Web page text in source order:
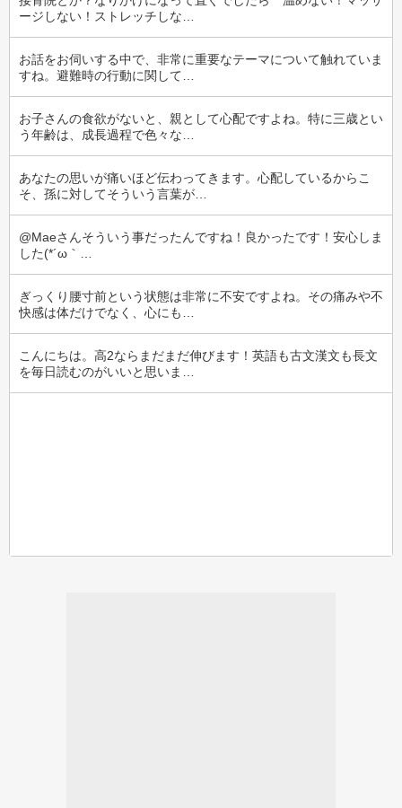
ージしない！ストレッチしな…
お話をお伺いする中で、非常に重要なテーマについて触れていま
すね。避難時の行動に関して…
お子さんの食欲がないと、親として心配ですよね。特に三歳とい
う年齢は、成長過程で色々な…
あなたの思いが痛いほど伝わってきます。心配しているからこ
そ、孫に対してそういう言葉が…
@Maeさんそういう事だったんですね！良かったです！安心しま
した(⁠*⁠´⁠ω⁠｀⁠…
ぎっくり腰寸前という状態は非常に不安ですよね。その痛みや不
快感は体だけでなく、心にも…
こんにちは。高2ならまだまだ伸びます！英語も古文漢文も長文
を毎日読むのがいいと思いま…